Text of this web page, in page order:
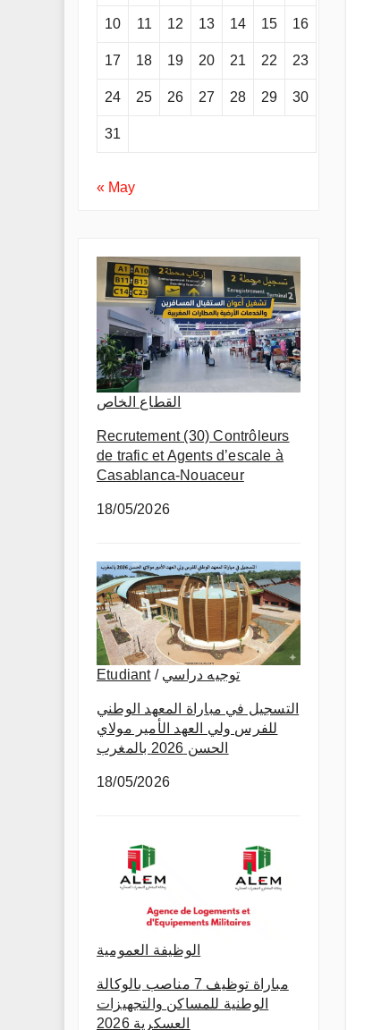
10 11 12 13 14 15 16
17 18 19 20 21 22 23
24 25 26 27 28 29 30
31
« May
القطاع الخاص
Recrutement (30) Contrôleurs
de trafic et Agents d’escale à
Casablanca-Nouaceur
18/05/2026
Etudiant/ توجيه دراسي
التسجيل في مباراة المعهد الوطني
للفرس ولي العهد الأمير مولاي
الحسن 2026 بالمغرب
18/05/2026
الوظيفة العمومية
مباراة توظيف 7 مناصب بالوكالة
الوطنية للمساكن والتجهيزات
العسكرية 2026